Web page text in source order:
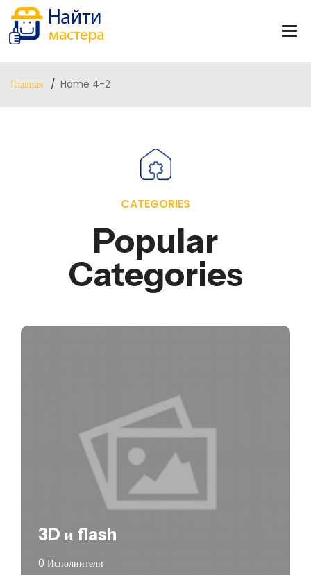
Главная Home 4-2
CATEGORIES
Popular
Categories
3D и flash
0 Исполнители